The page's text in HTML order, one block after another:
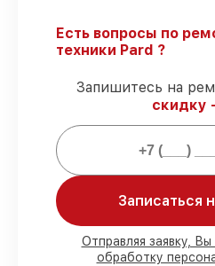
оптического
строго по
Гарантийное
ремонтные услуги
защищены
Мы гарантируем:
работ
личного
90%
деталей Pard
мастерской или на
Петербурге,
Есть вопросы по
техники Pard ?
Запишитесь на
скидку
Записаться
Отправляя заявку,
обработку